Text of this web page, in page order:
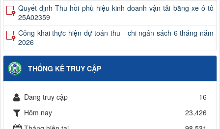
Quyết định Thu hồi phù hiệu kinh doanh vận tải bằng xe ô tô
25A02359
Công khai thực hiện dự toán thu - chi ngân sách 6 tháng năm
2026
Quyết định kết quả kỳ xét thăng hạng và danh sách viên chức
trúng tuyển kỳ xét thăng hạng chức danh nghề nghiệp viên
chức của Ban QLDA và...
chi sự nghiệp giao thông)
Thông báo kết quả xét thăng hạng và danh sách viên chức
trúng tuyển kỳ xét thăng hạng chức danh nghề nghiệp viên
THỐNG KÊ TRUY CẬP
Đang truy cập
16
Hôm nay
23,426